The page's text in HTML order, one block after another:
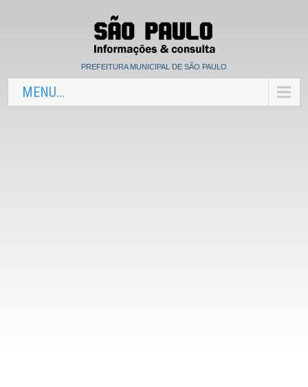
PREFEITURA MUNICIPAL DE SÃO PAULO
MENU...